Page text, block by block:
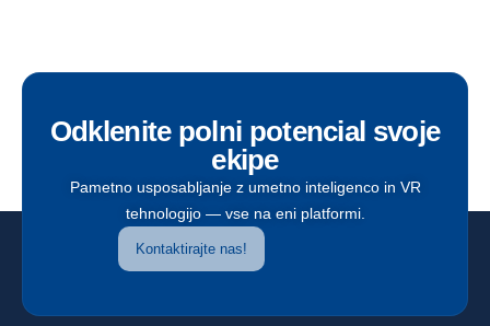
Odklenite polni potencial svoje
ekipe
Pametno usposabljanje z umetno inteligenco in VR
tehnologijo — vse na eni platformi.
Kontaktirajte nas!